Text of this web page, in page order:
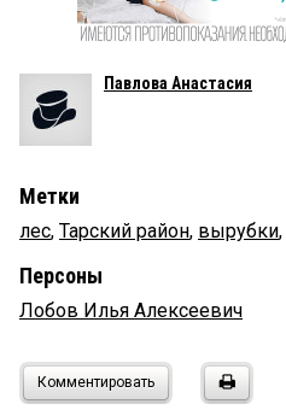
Павлова Анастасия
Метки
лес, Тарский район, вырубки,
Персоны
Лобов Илья Алексеевич
Комментировать